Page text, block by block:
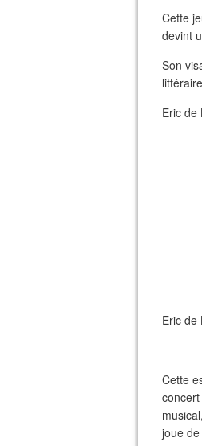
Cette
devint
Son
Eric de
Eric de
Cette
joue